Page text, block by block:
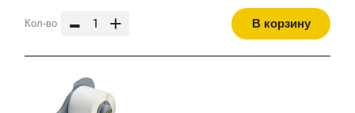
Кол-во - + В корзину